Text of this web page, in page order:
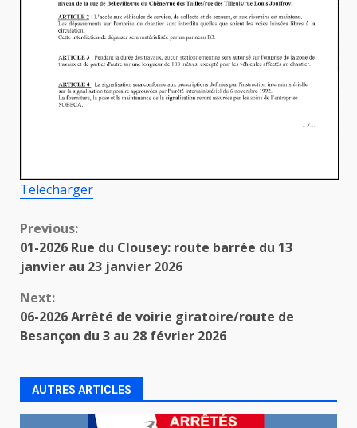
Telecharger
Continue
Reading
Previous:
01-2026 Rue du Clousey: route barrée du 13
janvier au 23 janvier 2026
Next:
06-2026 Arrêté de voirie giratoire/route de
Besançon du 3 au 28 février 2026
AUTRES ARTICLES